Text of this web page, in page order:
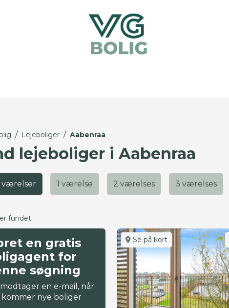
/ Lejeboliger / Aabenraa
lejeboliger i Aabenraa
værelser 1 værelse 2 værelses 3 værelses
fundet
en gratis
for
søgning
en e-mail, når
nye boliger
Se på kort